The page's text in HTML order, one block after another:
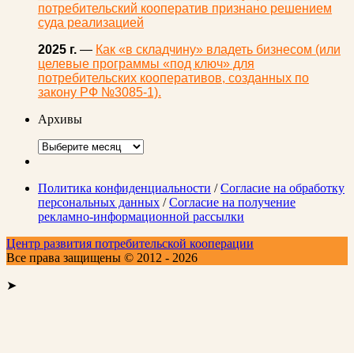
потребительский кооператив признано решением
суда реализацией
2025 г. — Как «в складчину» владеть бизнесом (или
целевые программы «под ключ» для
потребительских кооперативов, созданных по
закону РФ №3085-1).
Архивы
Архивы
Политика конфиденциальности /Согласие на обработку
персональных данных /Согласие на получение
рекламно-информационной рассылки
Центр развития потребительской кооперации
Все права защищены © 2012 - 2026
➤